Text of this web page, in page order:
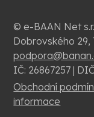
© e-BAAN Net
Dobrovského
IČ: 26867257 |
Obchodní
informace